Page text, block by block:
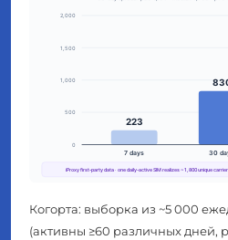
Когорта: выборка из ~5 000
(активны ≥60 различных дней,